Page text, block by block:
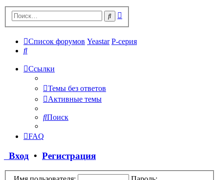
Поиск
Список форумов Yeastar P-серия
Поиск
Ссылки
Темы без ответов
Активные темы
Поиск
FAQ
Вход • Регистрация